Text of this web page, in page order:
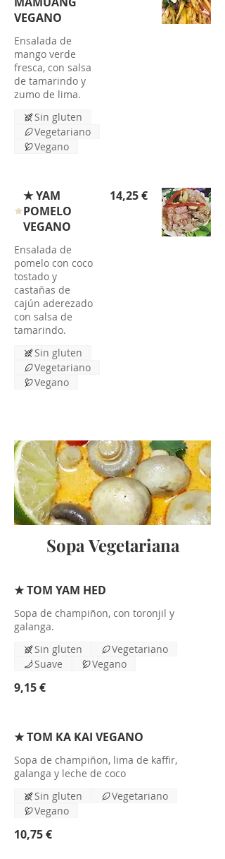
VEGANO
Ensalada de
mango verde
fresca, con salsa
de tamarindo y
zumo de lima.
Sin gluten
Vegetariano
Vegano
★ YAM
POMELO
VEGANO
Ensalada de
pomelo con coco
tostado y
castañas de
cajún aderezado
con salsa de
tamarindo.
14,25 €
Sin gluten
Vegetariano
Vegano
Sopa Vegetariana
★ TOM YAM HED
Sopa de champiñon, con toronjil y
galanga.
9,15 €
Sin gluten
Vegetariano
Suave
Vegano
★ TOM KA KAI VEGANO
Sopa de champiñon, lima de kaffir,
galanga y leche de coco
10,75 €
Sin gluten
Vegetariano
Vegano